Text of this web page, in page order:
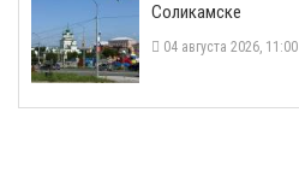
Соликамске
04 августа 2026, 11:00